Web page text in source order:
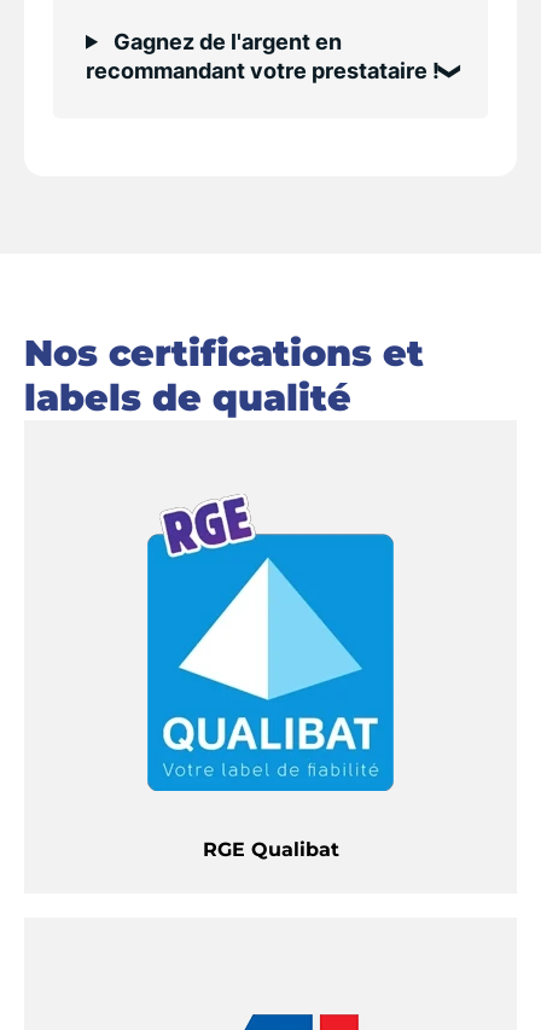
Gagnez de l'argent en
recommandant votre prestataire !
Nos certifications et
labels de qualité
RGE Qualibat